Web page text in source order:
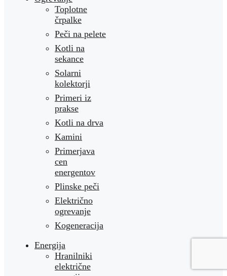
Toplotne
črpalke
Peči na pelete
Kotli na
sekance
Solarni
kolektorji
Primeri iz
prakse
Kotli na drva
Kamini
Primerjava
cen
energentov
Plinske peči
Električno
ogrevanje
Kogeneracija
Energija
Hranilniki
električne